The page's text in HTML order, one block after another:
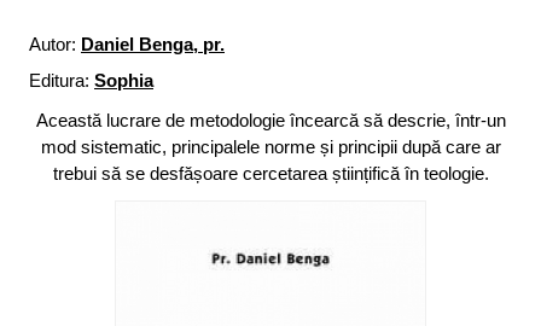
Autor: Daniel Benga, pr.
Editura: Sophia
Această lucrare de metodologie încearcă să descrie, într-un
mod sistematic, principalele norme și principii după care ar
trebui să se desfășoare cercetarea științifică în teologie.